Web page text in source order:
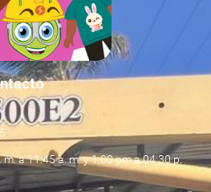
a 11:45 a. m. y 1:00 pm a 04:30 p.